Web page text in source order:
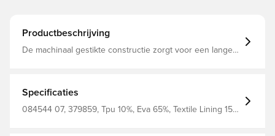
Productbeschrijving
De machinaal gestikte constructie zorgt voor een lange
10%, EVA 65%, VOERING VAN TEXTIEL 15%, SR-BLAAS
10%
Specificaties
084544 07, 379859, Tpu 10%, Eva 65%, Textile Lining 15%,